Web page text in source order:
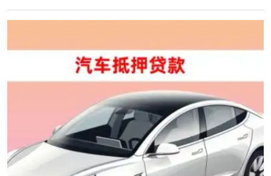
见方式。赤峰车辆抵押贷款的三种常见贷款方式人们生活水